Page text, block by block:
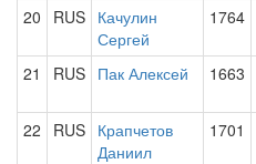
20 RUS Качулин
Сергей
1764
21 RUS Пак Алексей 1663
22 RUS Крапчетов
Даниил
1701